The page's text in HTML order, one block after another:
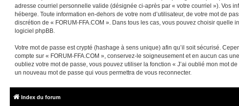
adresse courriel personnelle valide (désignée ci-après par « votre courriel »). Vos
héberge. Toute information en-dehors de votre nom d’utilisateur, de votre mot de
discrétion de « FORUM-FFA.COM ». Dans tous les cas, vous pouvez choisir
logiciel phpBB.
Votre mot de passe est crypté (hashage à sens unique) afin qu’il soit sécurisé.
compte sur « FORUM-FFA.COM », conservez-le soigneusement et en aucun cas
oubliez votre mot de passe, vous pouvez utiliser la fonction « J’ai oublié mon mot
un nouveau mot de passe qui vous permettra de vous reconnecter.
Index du forum